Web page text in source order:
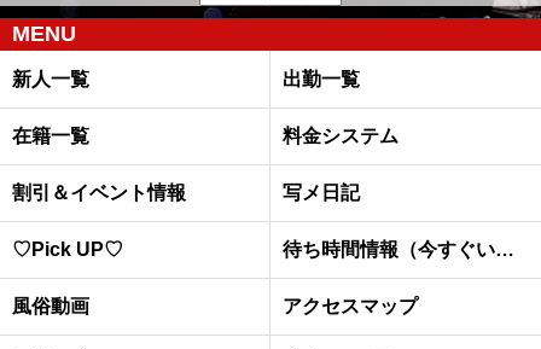
MENU
新人一覧 出勤一覧
在籍一覧 料金システム
割引＆イベント情報 写メ日記
♡Pick UP♡ 待ち時間情報（今すぐいける娘）
風俗動画 アクセスマップ